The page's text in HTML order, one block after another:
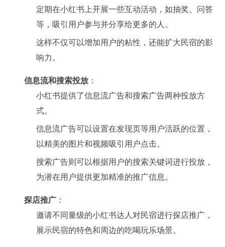
定期在小红书上开展一些互动活动，如抽奖、问答
等，吸引用户参与并分享给更多的人。
这样不仅可以增加用户的粘性，还能扩大民宿的影
响力。
信息流和搜索投放 ：
小红书提供了信息流广告和搜索广告两种投放方
式。
信息流广告可以设置在发现页等用户活跃的位置，
以精美的图片和视频吸引用户点击。
搜索广告则可以根据用户的搜索关键词进行投放，
为潜在用户提供更加精准的推广信息。
探店推广 ：
邀请不同量级的小红书达人对民宿进行探店推广，
展示民宿的特色和周边的吃喝玩乐场景。